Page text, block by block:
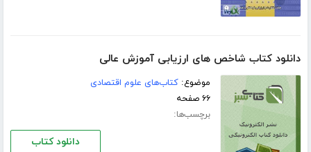
دانلود کتاب شاخص های ارزیابی آموزش عالی
موضوع:کتاب‌های علوم اقتصادی
۶۶ صفحه
برچسب‌ها:
دانلود کتاب